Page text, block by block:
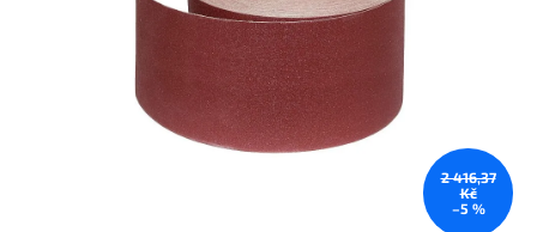
2 416,37
Kč
–5 %